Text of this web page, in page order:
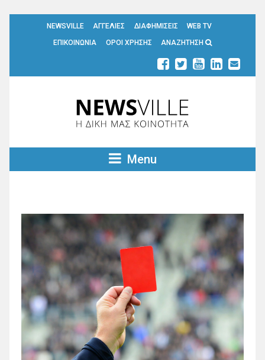
NEWSVILLE ΑΓΓΕΛΙΕΣ ΔΙΑΦΗΜΙΣΕΙΣ
WEB TV
ΕΠΙΚΟΙΝΩΝΙΑ
ΟΡΟΙ ΧΡΗΣΗΣ ΑΝΑΖΗΤΗΣΗ
Menu